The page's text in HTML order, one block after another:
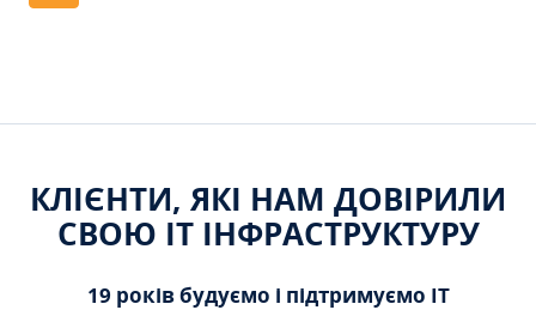
КЛІЄНТИ, ЯКІ НАМ ДОВІРИЛИ
СВОЮ ІТ ІНФРАСТРУКТУРУ
19 років будуємо і підтримуємо ІТ